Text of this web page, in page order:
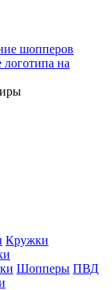
шопперов
на
Кружки
Шопперы ПВД